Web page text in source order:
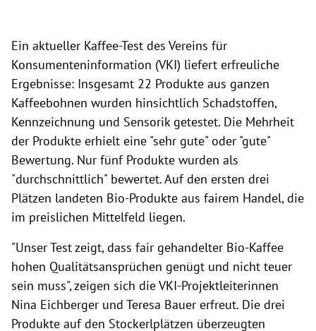
Ein aktueller Kaffee-Test des Vereins für
Konsumenteninformation (VKI) liefert erfreuliche
Ergebnisse: Insgesamt 22 Produkte aus ganzen
Kaffeebohnen wurden hinsichtlich Schadstoffen,
Kennzeichnung und Sensorik getestet. Die Mehrheit
der Produkte erhielt eine "sehr gute" oder "gute"
Bewertung. Nur fünf Produkte wurden als
"durchschnittlich" bewertet. Auf den ersten drei
Plätzen landeten Bio-Produkte aus fairem Handel, die
im preislichen Mittelfeld liegen.
"Unser Test zeigt, dass fair gehandelter Bio-Kaffee
hohen Qualitätsansprüchen genügt und nicht teuer
sein muss", zeigen sich die VKI-Projektleiterinnen
Nina Eichberger und Teresa Bauer erfreut. Die drei
Pro­dukte auf den Stockerlplätzen überzeugten